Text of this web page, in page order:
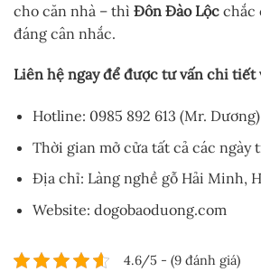
cho căn nhà – thì Đôn Đào Lộc chắc
đáng cân nhắc.
Liên hệ ngay để được tư vấn chi tiết
Hotline: 0985 892 613 (Mr. Dương)
Thời gian mở cửa tất cả các ngày
Địa chỉ: Làng nghề gỗ Hải Minh,
Website: dogobaoduong.com
4.6/5 - (9 đánh giá)